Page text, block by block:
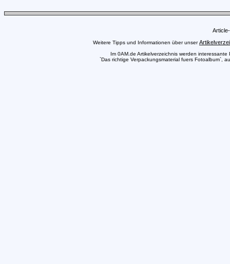
Weitere Tipps und Informationen über unser
Im 0AM.de Artikelverzeichnis werden
`Das richtige Verpackungsmaterial fuers Fotoalbum`,